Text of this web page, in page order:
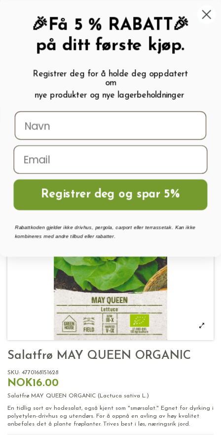
My wishlist ( 0
Menu Søk Logg inn Handlevogn
Hjem
Salatfrø MAY QUEEN ORGANIC
SKU: 4770168151628
NOK16.00
Salatfrø MAY QUEEN ORGANIC (Lactuca sativa L.)
En tidlig sort av hodesalat, også kjent som "smørsalat." Egnet for dyrking i
polyetylen-drivhus og utendørs. For å oppnå en avling av høy kvalitet
anbefales det å plante frøplanter. Trives best i løs, næringsrik jord.
🎉Få 5 % RABATT🎉
på ditt første kjøp.
Registrer deg for å holde deg oppdatert
om
nye produkter og nye lagerbeholdninger
Registrer deg og spar 5%
Rabattkoden gjelder ikke drivhus, pergola, carport eller terrassetak. Kan ikke
kombineres med andre tilbud eller rabatter.